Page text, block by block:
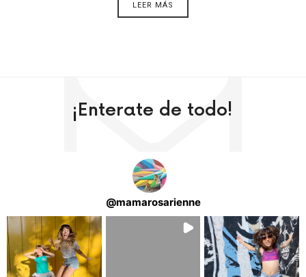
LEER MÁS
¡Enterate de todo!
@mamarosarienne